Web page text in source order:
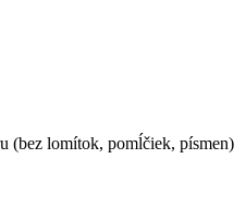
(bez lomítok, pomĺčiek, písmen)